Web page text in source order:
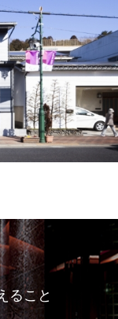
ること